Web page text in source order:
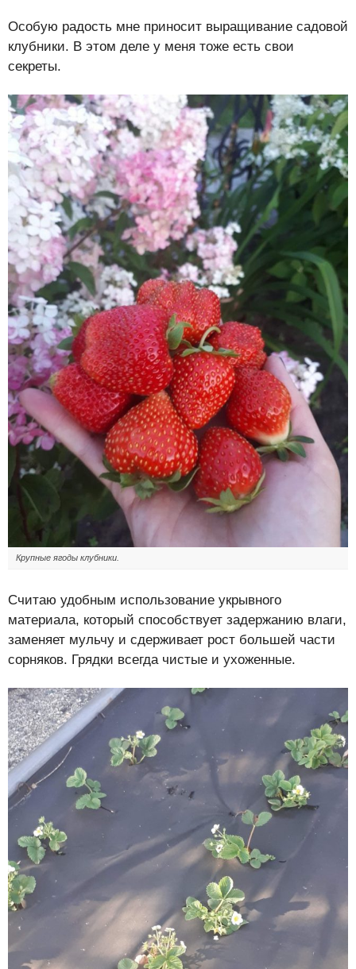
Особую радость мне приносит выращивание садовой
клубники. В этом деле у меня тоже есть свои
секреты.
Крупные ягоды клубники.
Считаю удобным использование укрывного
материала, который способствует задержанию влаги,
заменяет мульчу и сдерживает рост большей части
сорняков. Грядки всегда чистые и ухоженные.